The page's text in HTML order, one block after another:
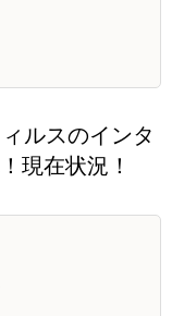
ルスのインタ
現在状況！